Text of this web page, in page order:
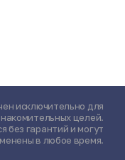
исключительно для
целей.
без гарантий и могут
в любое время.